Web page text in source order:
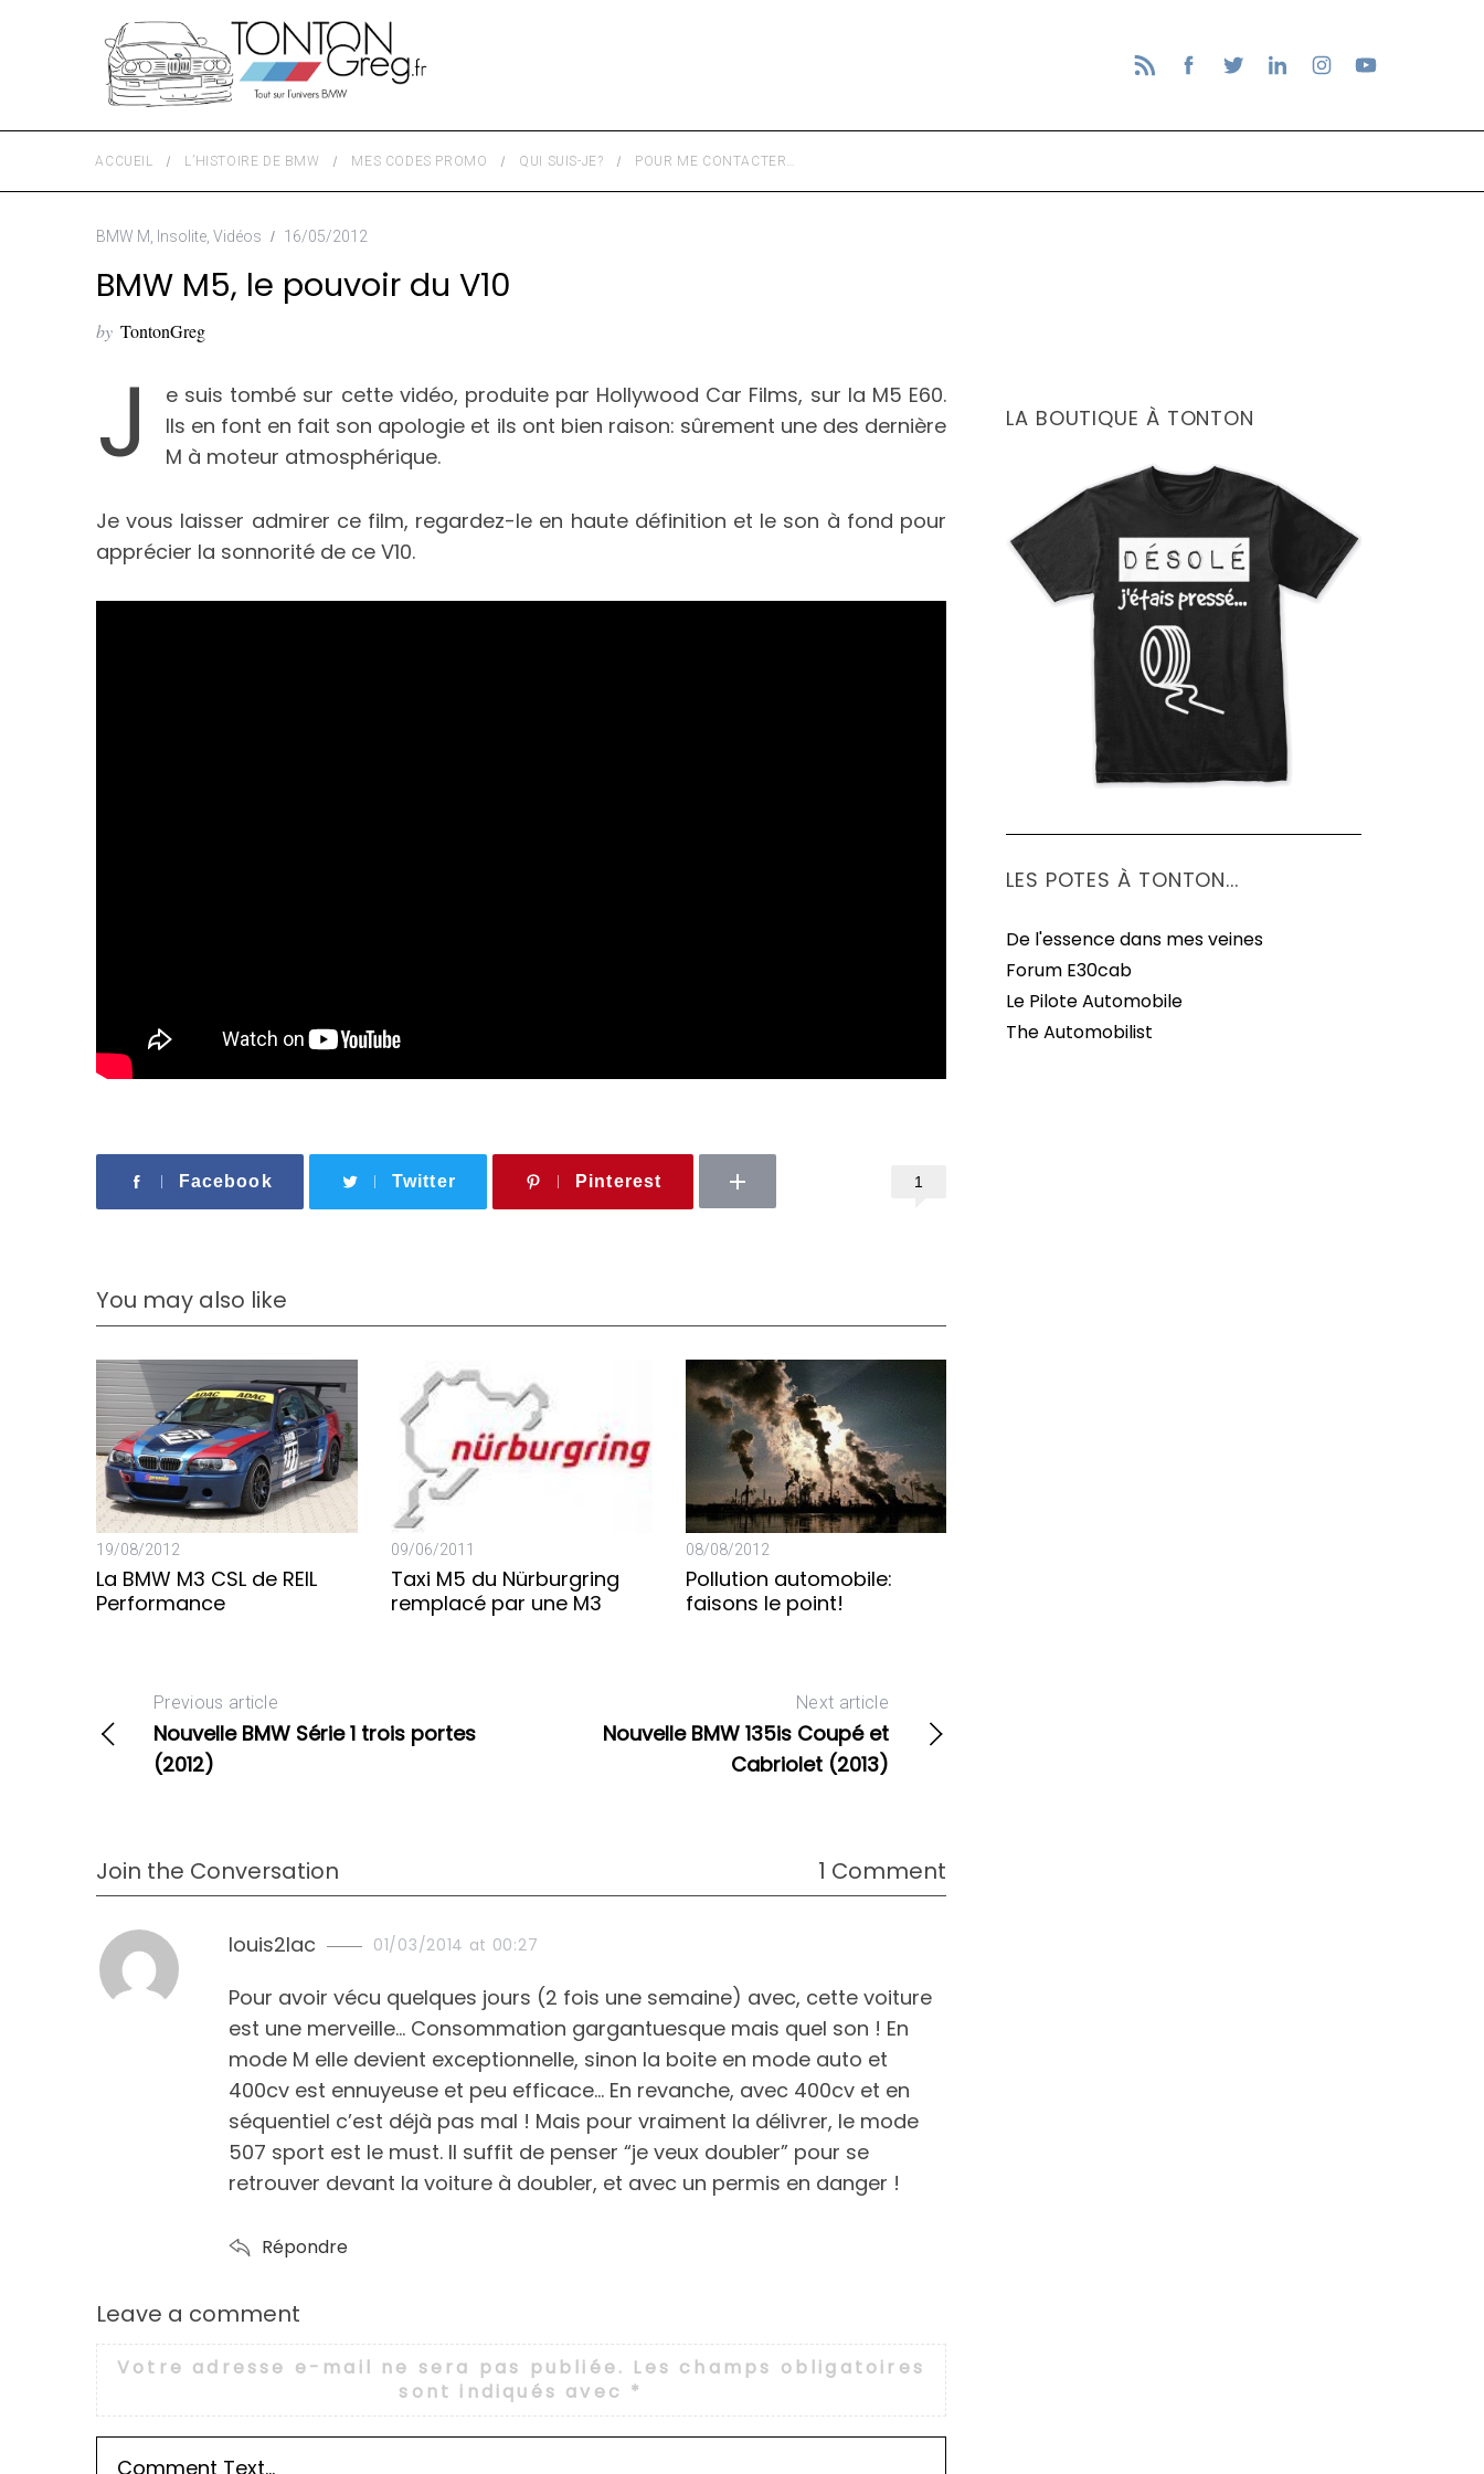
ACCUEIL L’HISTOIRE DE BMW MES CODES PROMO QUI SUIS-JE? POUR ME CONTACTER…
BMW M Insolite Vidéos 16/05/2012
BMW M5, le pouvoir du V10
by TontonGreg
J
e suis tombé sur cette vidéo, produite par Hollywood Car Films, sur la M5 E60.
Ils en font en fait son apologie et ils ont bien raison: sûrement une des dernière
M à moteur atmosphérique.
Je vous laisser admirer ce film, regardez-le en haute définition et le son à fond pour
apprécier la sonnorité de ce V10.
1
Facebook Twitter Pinterest
You may also like
19/08/2012
La BMW M3 CSL de REIL
Performance
09/06/2011
Taxi M5 du Nürburgring
remplacé par une M3
08/08/2012
Pollution automobile:
faisons le point!
Previous article
Nouvelle BMW Série 1 trois portes
(2012)
Next article
Nouvelle BMW 135is Coupé et
Cabriolet (2013)
Join the Conversation 1 Comment
s
y
s
:
louis2lac 01/03/2014 at 00:27
Pour avoir vécu quelques jours (2 fois une semaine) avec, cette voiture
est une merveille… Consommation gargantuesque mais quel son ! En
mode M elle devient exceptionnelle, sinon la boite en mode auto et
400cv est ennuyeuse et peu efficace… En revanche, avec 400cv et en
séquentiel c’est déjà pas mal ! Mais pour vraiment la délivrer, le mode
507 sport est le must. Il suffit de penser “je veux doubler” pour se
retrouver devant la voiture à doubler, et avec un permis en danger !
Répondre
L
e
a
v
e
Leave a comment
Votre adresse e-mail ne sera pas publiée. Les champs obligatoires
sont indiqués avec *
LA BOUTIQUE À TONTON
LES POTES À TONTON...
De l'essence dans mes veines
Forum E30cab
Le Pilote Automobile
The Automobilist
a
r
c
h
f
r
: